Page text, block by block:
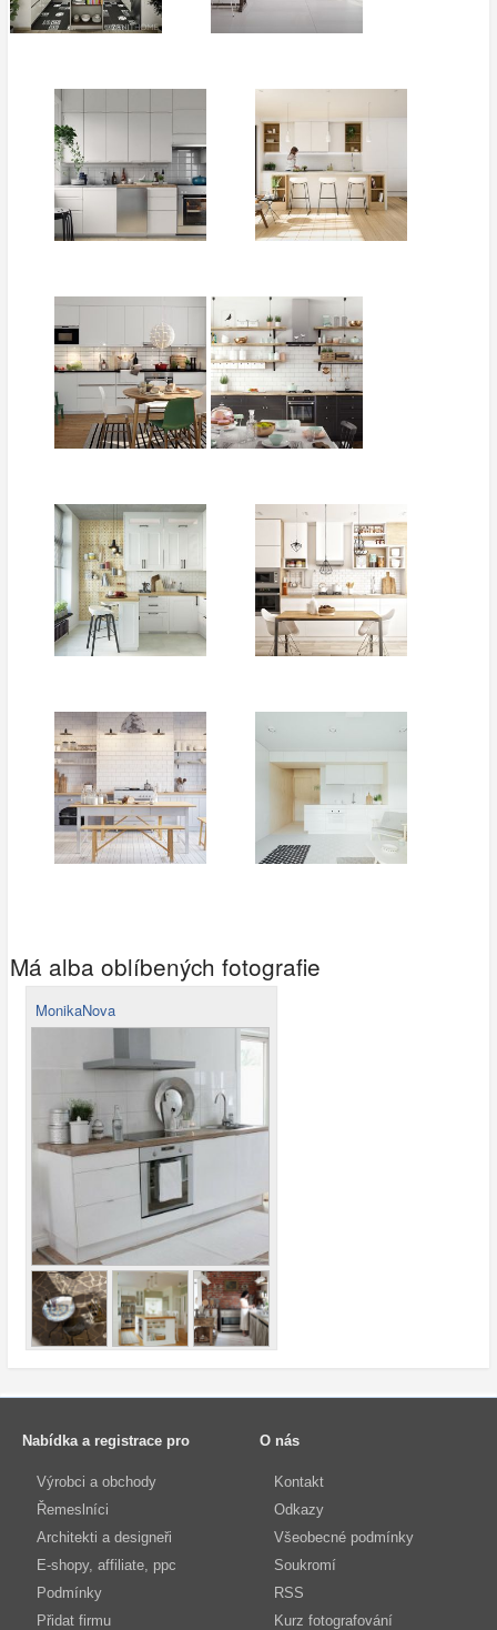
Má alba oblíbených fotografie
MonikaNova
Nabídka a registrace pro
Výrobci a obchody
Řemeslníci
Architekti a designeři
E-shopy, affiliate, ppc
Podmínky
Přidat firmu
O nás
Kontakt
Odkazy
Všeobecné podmínky
Soukromí
RSS
Kurz fotografování